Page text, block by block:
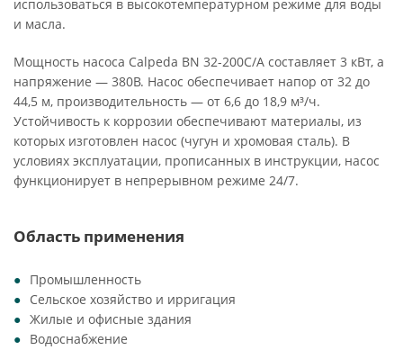
использоваться в высокотемпературном режиме для воды
и масла.
Мощность насоса Calpeda BN 32-200C/A составляет 3 кВт, а
напряжение — 380В. Насос обеспечивает напор от 32 до
44,5 м, производительность — от 6,6 до 18,9 м³/ч.
Устойчивость к коррозии обеспечивают материалы, из
которых изготовлен насос (чугун и хромовая сталь). В
условиях эксплуатации, прописанных в инструкции, насос
функционирует в непрерывном режиме 24/7.
Область применения
Промышленность
Сельское хозяйство и ирригация
Жилые и офисные здания
Водоснабжение